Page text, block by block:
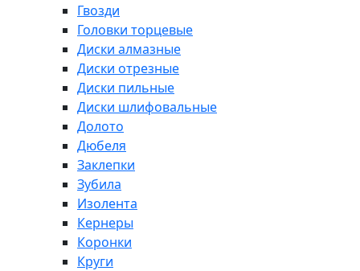
Гвозди
Головки торцевые
Диски алмазные
Диски отрезные
Диски пильные
Диски шлифовальные
Долото
Дюбеля
Заклепки
Зубила
Изолента
Кернеры
Коронки
Круги